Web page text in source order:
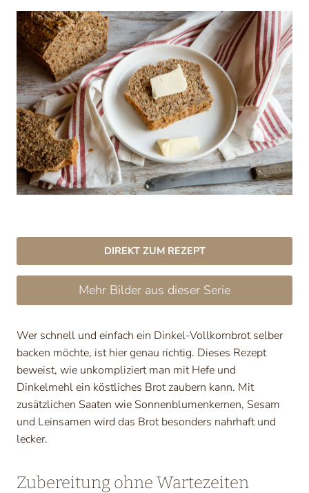
DIREKT ZUM REZEPT
Mehr Bilder aus dieser Serie
Wer schnell und einfach ein Dinkel-Vollkornbrot selber
backen möchte, ist hier genau richtig. Dieses Rezept
beweist, wie unkompliziert man mit Hefe und
Dinkelmehl ein köstliches Brot zaubern kann. Mit
zusätzlichen Saaten wie Sonnenblumenkernen, Sesam
und Leinsamen wird das Brot besonders nahrhaft und
lecker.
Zubereitung ohne Wartezeiten